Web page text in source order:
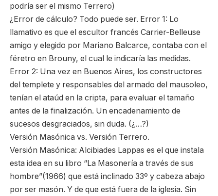
podría ser el mismo Terrero)
¿Error de cálculo? Todo puede ser. Error 1: Lo
llamativo es que el escultor francés Carrier-Belleuse
amigo y elegido por Mariano Balcarce, contaba con el
féretro en Brouny, el cual le indicaría las medidas.
Error 2: Una vez en Buenos Aires, los constructores
del templete y responsables del armado del mausoleo,
tenían el ataúd en la cripta, para evaluar el tamaño
antes de la finalización. Un encadenamiento de
sucesos desgraciados, sin duda. (¿…?)
Versión Masónica vs. Versión Terrero.
Versión Masónica: Alcibiades Lappas es el que instala
esta idea en su libro “La Masonería a través de sus
hombre”(1966) que está inclinado 33º y cabeza abajo
por ser masón. Y de que está fuera de la iglesia. Sin